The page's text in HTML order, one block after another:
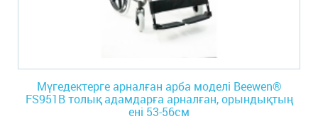
Мүгедектерге арналған арба моделі Beewen®
FS951B толық адамдарға арналған, орындықтың
ені 53-56см